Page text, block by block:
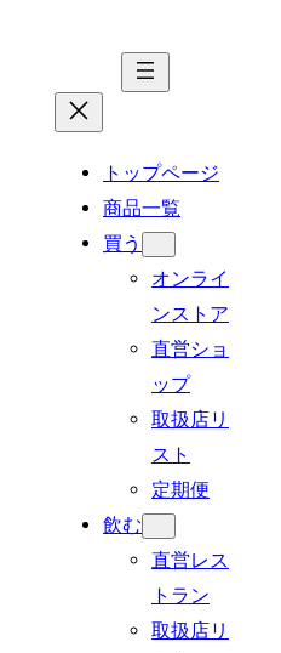
トップページ
商品一覧
買う
オンライ
ンストア
直営ショ
ップ
取扱店リ
スト
定期便
飲む
直営レス
トラン
取扱店リ